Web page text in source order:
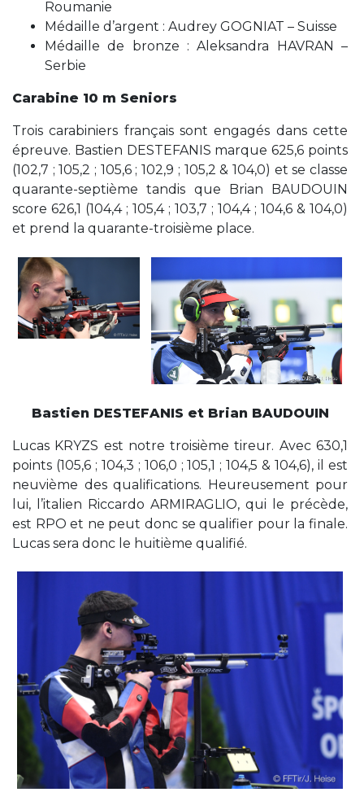
Roumanie
Médaille d’argent : Audrey GOGNIAT – Suisse
Médaille de bronze : Aleksandra HAVRAN –
Serbie
Carabine 10 m Seniors
Trois carabiniers français sont engagés dans cette
épreuve. Bastien DESTEFANIS marque 625,6 points
(102,7 ; 105,2 ; 105,6 ; 102,9 ; 105,2 & 104,0) et se classe
quarante-septième tandis que Brian BAUDOUIN
score 626,1 (104,4 ; 105,4 ; 103,7 ; 104,4 ; 104,6 & 104,0)
et prend la quarante-troisième place.
Bastien DESTEFANIS et Brian BAUDOUIN
Lucas KRYZS est notre troisième tireur. Avec 630,1
points (105,6 ; 104,3 ; 106,0 ; 105,1 ; 104,5 & 104,6), il est
neuvième des qualifications. Heureusement pour
lui, l’italien Riccardo ARMIRAGLIO, qui le précède,
est RPO et ne peut donc se qualifier pour la finale.
Lucas sera donc le huitième qualifié.